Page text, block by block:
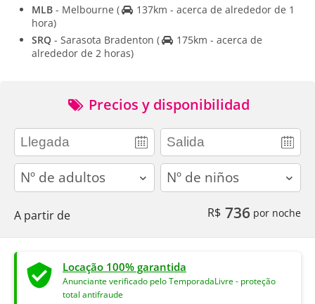
MLB - Melbourne (
137km - acerca de alrededor de 1
hora)
SRQ - Sarasota Bradenton (
175km - acerca de
alrededor de 2 horas)
Precios y disponibilidad
adults children
A partir de R$ 736 por noche
Locação 100% garantida
Anunciante verificado pelo TemporadaLivre - proteção
total antifraude